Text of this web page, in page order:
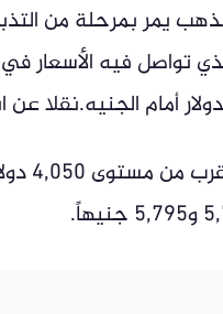
يمر بمرحلة من
فيه الأسعار في
أمام الجنيه.نقلا